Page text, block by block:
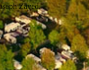
Zayed.